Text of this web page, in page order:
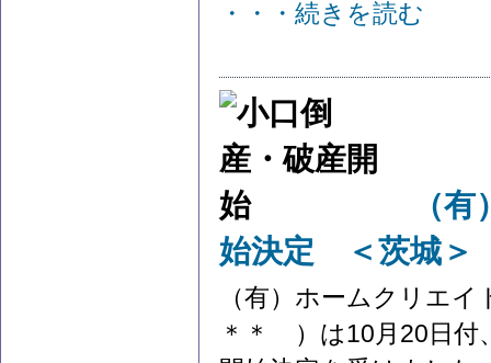
・・・続きを読む
（
始決定 ＜茨城＞
（有）ホームクリエ
＊＊ ）は10月20日付